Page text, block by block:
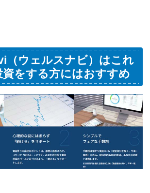
（ウェルスナビ）はこれ
をする方にはおすすめ